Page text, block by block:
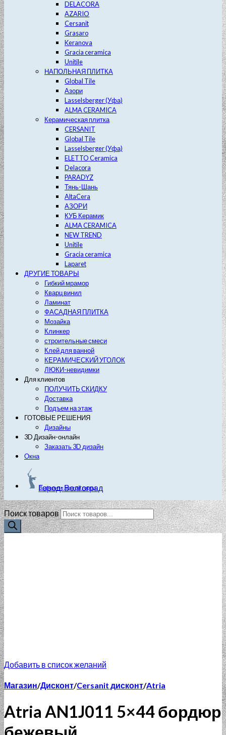
DELACORA
AZARIO
Cersanit
Grasaro
Keranova
Gracia ceramica
Unitile
НАПОЛЬНАЯ ПЛИТКА
Global Tile
Азори
Lasselsberger (Уфа)
ALMA CERAMICA
Керамическая плитка
CERSANIT
Global Tile
Lasselsberger (Уфа)
ELETTO Ceramica
Delacora
PARADYZ
Тянь-Шань
AltaCera
АЗОРИ
КУБ Керамик
ALMA CERAMICA
NEW TREND
Unitile
Gracia ceramica
Laparet
ДРУГИЕ ТОВАРЫ
Гибкий мрамор
Кварц винил
Ламинат
ФАСАДНАЯ ПЛИТКА
Мозайка
Клинкер
строительные смеси
Клей для ванной
КЕРАМИЧЕСКИЙ УГОЛОК
ЛЮКИ-невидимки
Для клиентов
ПОЛУЧИТЬ СКИДКУ
Доставка
Подъем на этаж
ГОТОВЫЕ РЕШЕНИЯ
Дизайны
3D Дизайн-онлайн
Заказать 3D дизайн
Окна
Город: Волгоград
Выберите другой город
Поиск товаров
Добавить в список желаний
Магазин/Дисконт/Cersanit дисконт/Atria
Atria AN1J011 5×44 бордюр